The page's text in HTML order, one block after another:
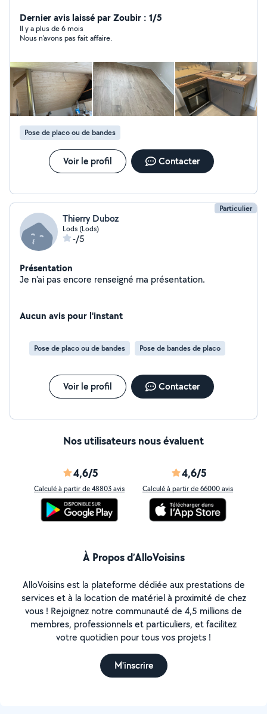
isolation plafond pose des sols t,elle que le parquet et
autres travaux à la demande. Pour plus d'informations
n'hésitez pas à me contacter aux 0782016474.
Dernier avis laissé par Zoubir : 1/5
Il y a plus de 6 mois
Nous n'avons pas fait affaire.
Pose de placo ou de bandes
Voir le profil Contacter
Particulier
Thierry Duboz
Lods (Lods)
-/5
Présentation
Je n'ai pas encore renseigné ma présentation.
Aucun avis pour l'instant
Pose de placo ou de bandes Pose de bandes de placo
Voir le profil Contacter
Nos utilisateurs nous évaluent
4,6/5
Calculé à partir de 48803 avis
4,6/5
Calculé à partir de 66000 avis
À Propos d’AlloVoisins
AlloVoisins est la plateforme dédiée aux prestations de
services et à la location de matériel à proximité de chez
vous ! Rejoignez notre communauté de 4,5 millions de
membres, professionnels et particuliers, et facilitez
votre quotidien pour tous vos projets !
M'inscrire